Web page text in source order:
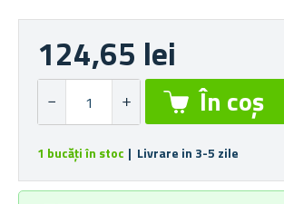
124,65 lei
1 bucăți în stoc | Livrare in 3-5 zile